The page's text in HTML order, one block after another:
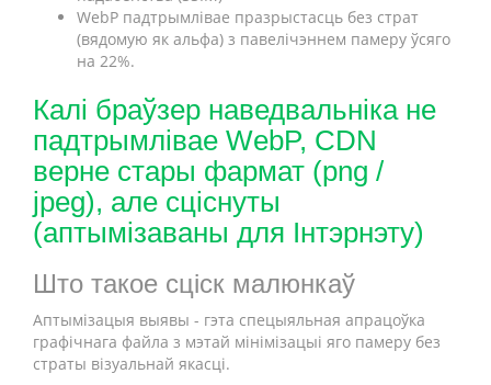
WebP падтрымлівае празрыстасць без страт
(вядомую як альфа) з павелічэннем памеру ўсяго
на 22%.
Калі браўзер наведвальніка не
падтрымлівае WebP, CDN
верне стары фармат (png /
jpeg), але сціснуты
(аптымізаваны для Інтэрнэту)
Што такое сціск малюнкаў
Аптымізацыя выявы - гэта спецыяльная апрацоўка
графічнага файла з мэтай мінімізацыі яго памеру без
страты візуальнай якасці.